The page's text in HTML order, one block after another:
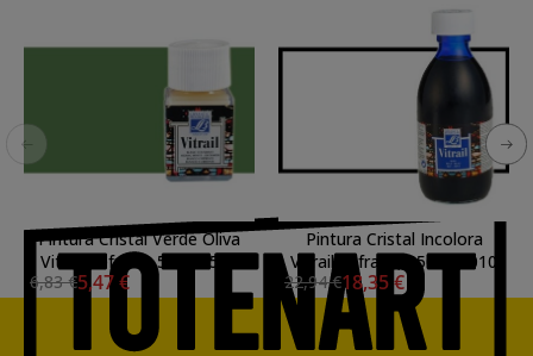
Pintura Cristal Verde Oliva
Vitrail Lefranc, 50 ml.-541
6,83 €5,47 €
Pintura Cristal Incolora
Vitrail Lefranc, 250 ml.-010
22,94 €18,35 €